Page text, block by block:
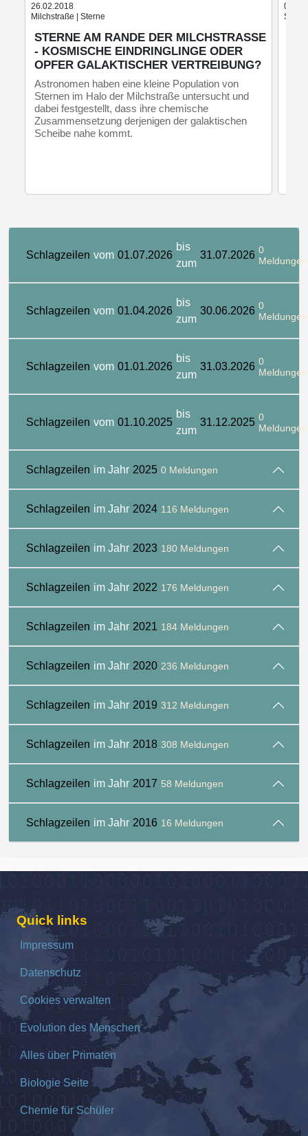
26.02.2018
Milchstraße | Sterne
STERNE AM RANDE DER MILCHSTRASSE -
KOSMISCHE EINDRINGLINGE ODER O
PFER GALAKTISCHER VERTREIBUNG?
Astronomen haben eine kleine Population von
Sternen im Halo der Milchstraße untersucht und
dabei festgestellt, dass ihre chemische
Zusammensetzung derjenigen der galaktischen
Scheibe nahe kommt.
Schlagzeilen vom 01.07.2026
bis
zum
31.07.2026 0
Meldungen
Schlagzeilen vom 01.04.2026
bis
zum
30.06.2026 0
Meldungen
Schlagzeilen vom 01.01.2026
bis
zum
31.03.2026 0
Meldungen
Schlagzeilen vom 01.10.2025
bis
zum
31.12.2025 0
Meldungen
Schlagzeilen im Jahr 2025 0 Meldungen
Schlagzeilen im Jahr 2024 116 Meldungen
Schlagzeilen im Jahr 2023 180 Meldungen
Schlagzeilen im Jahr 2022 176 Meldungen
Schlagzeilen im Jahr 2021 184 Meldungen
Schlagzeilen im Jahr 2020 236 Meldungen
Schlagzeilen im Jahr 2019 312 Meldungen
Schlagzeilen im Jahr 2018 308 Meldungen
Schlagzeilen im Jahr 2017 58 Meldungen
Schlagzeilen im Jahr 2016 16 Meldungen
Quick links
Impressum
Datenschutz
Cookies verwalten
Evolution des Menschen
Alles über Primaten
Biologie Seite
Chemie für Schüler